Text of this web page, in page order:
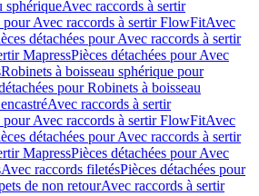
sphériqueAvec raccords à sertir
pour Avec raccords à sertir FlowFitAvec
détachées pour Avec raccords à sertir
MapressPièces détachées pour Avec
Robinets à boisseau sphérique pour
pour Robinets à boisseau
Avec raccords à sertir
pour Avec raccords à sertir FlowFitAvec
détachées pour Avec raccords à sertir
MapressPièces détachées pour Avec
Avec raccords filetésPièces détachées pour
de non retourAvec raccords à sertir